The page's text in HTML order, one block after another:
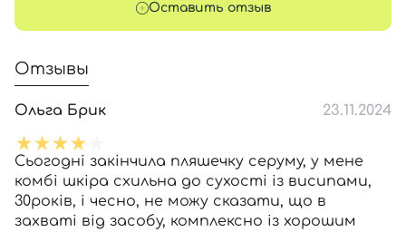
Оставить отзыв
Отзывы
Ольга Брик 23.11.2024
Сьогодні закінчила пляшечку серуму, у мене
комбі шкіра схильна до сухості із висипами,
30років, і чесно, не можу сказати, що в
захваті від засобу, комплексно із хорошим